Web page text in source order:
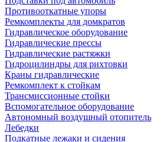
Противооткатные упоры
Ремкомплекты для домкратов
Гидравлическое оборудование
Гидравлические прессы
Гидравлические растяжки
Гидроцилиндры для рихтовки
Краны гидравлические
Ремкомплект к стойкам
Трансмиссионные стойки
Вспомогательное оборудование
Автономный воздушный отопитель
Лебедки
Подкатные лежаки и сидения